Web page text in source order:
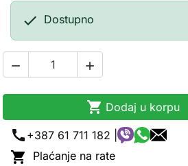
 Dostupno
 
 Dodaj u korpu
call +387 61 711 182 |
 Plaćanje na rate